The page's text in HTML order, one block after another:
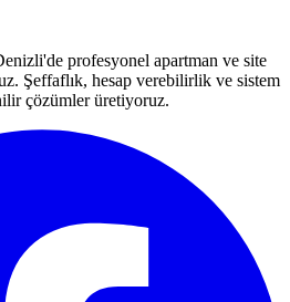
profesyonel apartman ve site
Şeffaflık, hesap verebilirlik ve sistem
çözümler üretiyoruz.